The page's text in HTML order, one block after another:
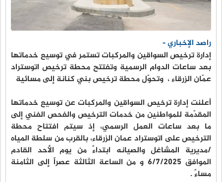
راصد الإخباري -
إدارة ترخيص السواقين والمركبات تستمر في توسيع خدماتها
بعد ساعات الدوام الرسمية وتفتتح محطة ترخيص اتوستراد
عمّان الزرقاء ، وتحوّل محطة ترخيص بني كنانة إلى مسائية
أعلنت إدارة ترخيص السواقين والمركبات عن توسيع خدماتها
المقدّمة للمواطنين من خدمات الترخيص والفحص الفني إلى
ما بعد ساعات العمل الرسمي، إذ سيتم افتتاح محطة
الترخيص على اتوستراد عمان الزرقاء، بالقرب من سلطة المياه
/مديرية المشاغل والصيانه ابتداءً من يوم الأحد القادم
الموافق 6/7/2025 و من الساعة الثالثة عصراً إلى الثامنة
مساءً .